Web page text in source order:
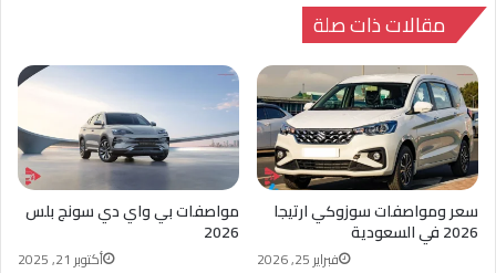
مقالات ذات صلة
مواصفات بي واي دي سونج بلس
2026
أكتوبر 21, 2025
سعر ومواصفات سوزوكي ارتيجا
2026 في السعودية
فبراير 25, 2026